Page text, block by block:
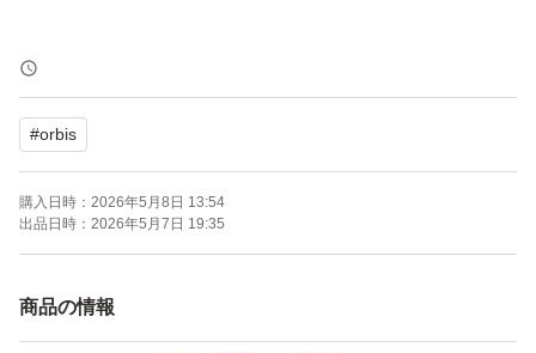
#orbis
購入日時： 2026年5月8日 13:54
出品日時： 2026年5月7日 19:35
商品の情報